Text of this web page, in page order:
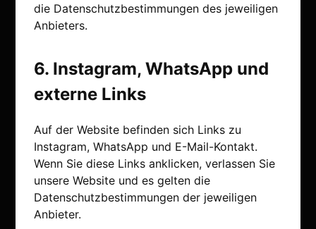
die Datenschutzbestimmungen des jeweiligen
Anbieters.
6. Instagram, WhatsApp und
externe Links
Auf der Website befinden sich Links zu
Instagram, WhatsApp und E-Mail-Kontakt.
Wenn Sie diese Links anklicken, verlassen Sie
unsere Website und es gelten die
Datenschutzbestimmungen der jeweiligen
Anbieter.